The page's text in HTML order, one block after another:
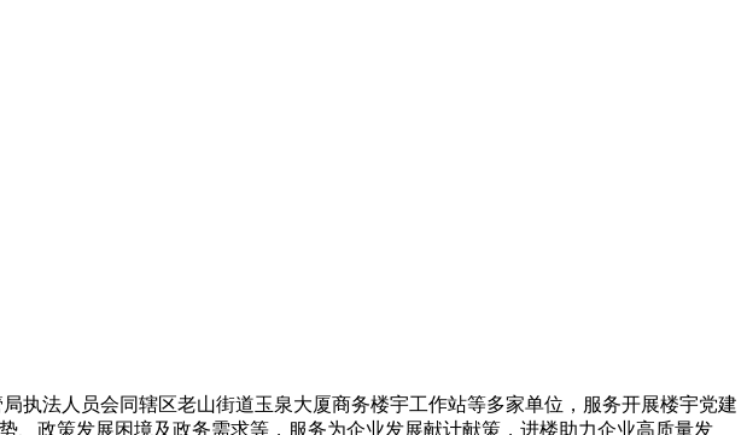
执法人员会同辖区老山街道玉泉大厦商务楼宇工作站等多家单位，服务开展楼宇党建
、政策发展困境及政务需求等，服务为企业发展献计献策，进楼助力企业高质量发